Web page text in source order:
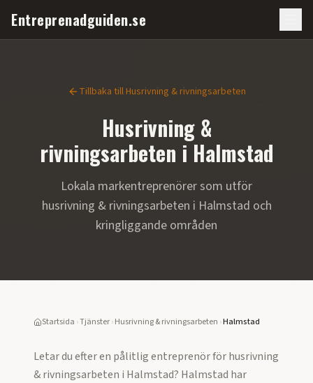
Entreprenadguiden.se
Tillbaka tillHusrivning & rivningsarbeten
Husrivning &
rivningsarbeten i Halmstad
Lokala markentreprenörer som utför
husrivning & rivningsarbeten i Halmstad och
kringliggande områden
Startsida ›Tjänster›Husrivning & rivningsarbeten ›Halmstad
Letar du efter en pålitlig entreprenör förhusrivning
& rivningsarbeten i Halmstad? Halmstad har